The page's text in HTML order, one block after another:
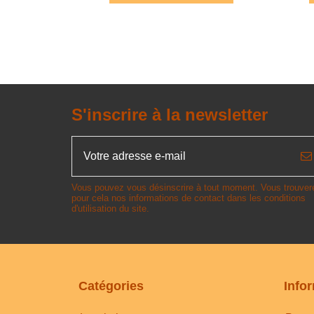
S'inscrire à la newsletter
Vous pouvez vous désinscrire à tout moment. Vous
pour cela nos informations de contact dans les conditions
d'utilisation du site.
Catégories